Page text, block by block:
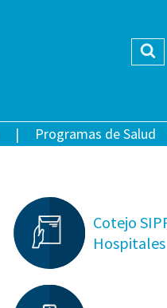
Programas de Salud
Cotejo
Hospitales